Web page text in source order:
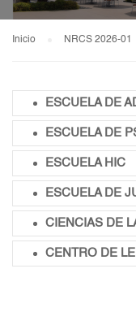
Inicio NRCS 2026-01
ESCUELA DE
ESCUELA DE
ESCUELA HIC
ESCUELA DE
CIENCIAS DE
CENTRO DE